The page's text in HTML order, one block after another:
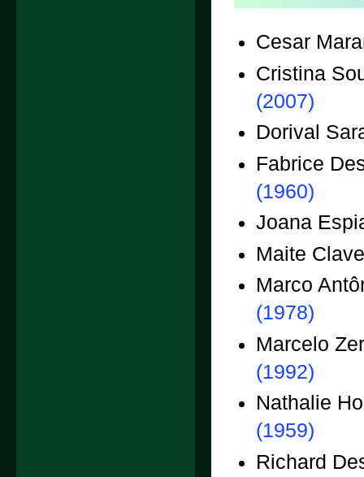
Cesar
Cristina
(2007)
Dorival
Fabrice
(1960)
Joana
Maite
Marco
(1978)
Marcelo
(1992)
Nathalie
(1959)
Richard